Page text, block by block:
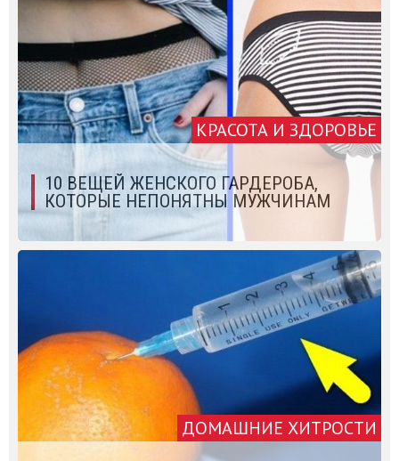
КРАСОТА И ЗДОРОВЬЕ
10 ВЕЩЕЙ ЖЕНСКОГО ГАРДЕРОБА,
КОТОРЫЕ НЕПОНЯТНЫ МУЖЧИНАМ
ДОМАШНИЕ ХИТРОСТИ